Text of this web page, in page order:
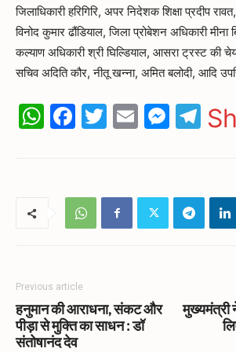
जिलाधिकारी हरिगिरि, अपर निदेशक शिक्षा प्रदीप
विनोद कुमार ढौंडियाल, जिला प्रोबेशन अधिकारी मीना
कल्याण अधिकारी श्री घिल्डियाल, आसरा ट्रस्ट की
सचिव अदिति कौर, नीतू खन्ना, अमित बलोदी, आदि
WhatsApp
Facebook
Twitter
Email
Previous article
हनुमान की आराधना, संकट और
पीड़ा से मुक्ति का साधन : डॉ
संतोषानंद देव
मुख्यमंत्री